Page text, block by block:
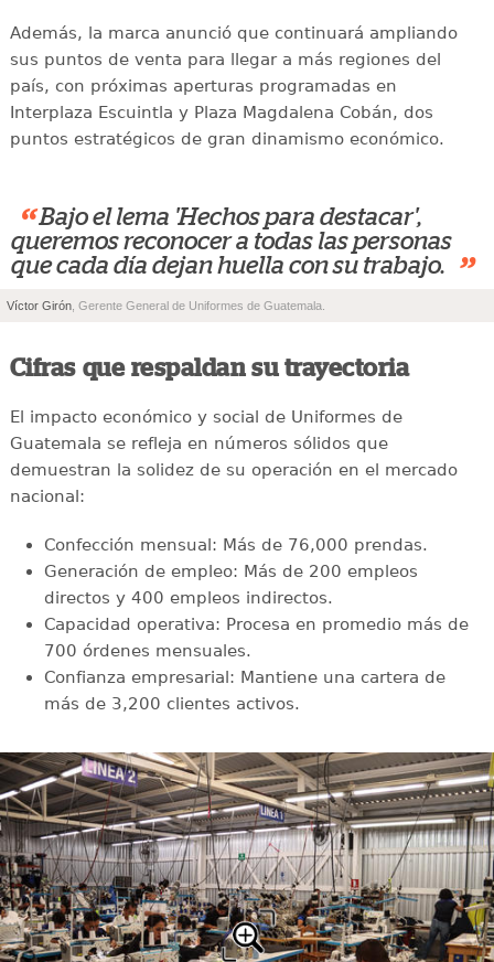
Además, la marca anunció que continuará ampliando
sus puntos de venta para llegar a más regiones del
país, con próximas aperturas programadas en
Interplaza Escuintla y Plaza Magdalena Cobán, dos
puntos estratégicos de gran dinamismo económico.
“ Bajo el lema 'Hechos para destacar',
queremos reconocer a todas las personas
que cada día dejan huella con su trabajo.
”
Víctor Girón , Gerente General de Uniformes de Guatemala.
Cifras que respaldan su trayectoria
El impacto económico y social de Uniformes de
Guatemala se refleja en números sólidos que
demuestran la solidez de su operación en el mercado
nacional:
Confección mensual: Más de 76,000 prendas.
Generación de empleo: Más de 200 empleos
directos y 400 empleos indirectos.
Capacidad operativa: Procesa en promedio más de
700 órdenes mensuales.
Confianza empresarial: Mantiene una cartera de
más de 3,200 clientes activos.